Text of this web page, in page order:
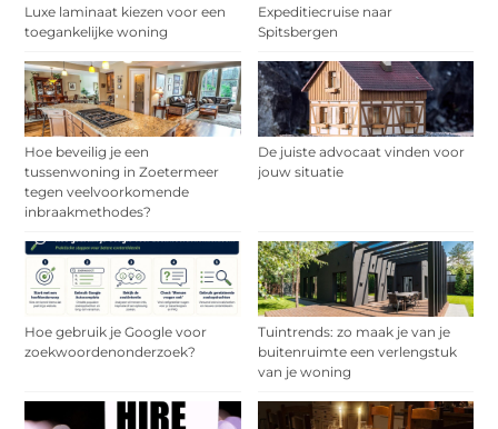
Luxe laminaat kiezen voor een
toegankelijke woning
Expeditiecruise naar
Spitsbergen
Hoe beveilig je een
tussenwoning in Zoetermeer
tegen veelvoorkomende
inbraakmethodes?
De juiste advocaat vinden voor
jouw situatie
Hoe gebruik je Google voor
zoekwoordenonderzoek?
Tuintrends: zo maak je van je
buitenruimte een verlengstuk
van je woning